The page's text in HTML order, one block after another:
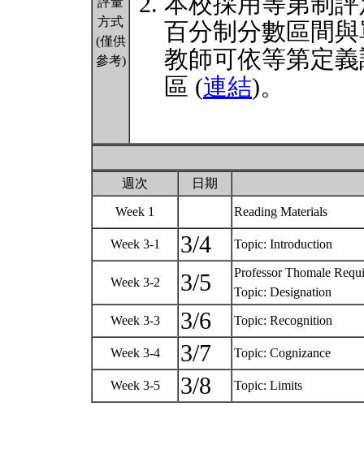
方式
(僅供
參考)
百分制分數區間
教師可依等第定
區 (連結)。
週次 日期
Week 1 Reading Materials
Week 3-1 3/4 Topic: Introduction
Week 3-2 3/5
Professor Thomale
Topic: Designation
Week 3-3 3/6 Topic: Recognition
Week 3-4 3/7 Topic: Cognizance
Week 3-5 3/8 Topic: Limits